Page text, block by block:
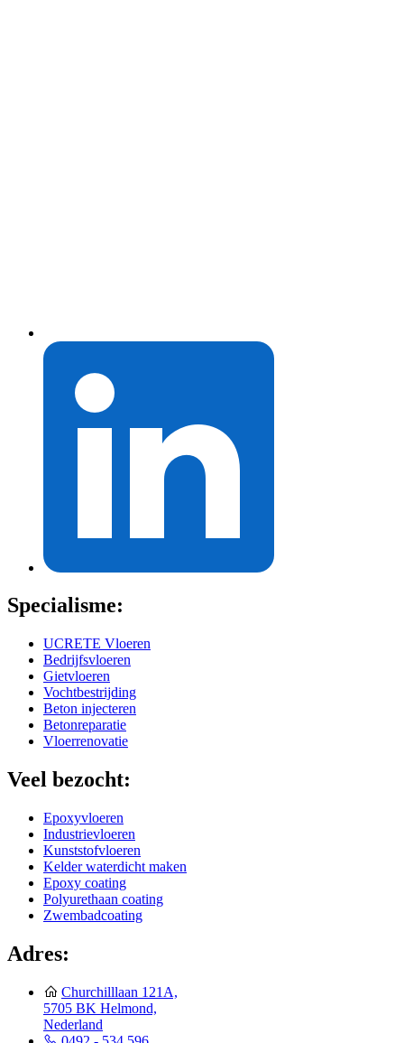
Specialisme:
UCRETE Vloeren
Bedrijfsvloeren
Gietvloeren
Vochtbestrijding
Beton injecteren
Betonreparatie
Vloerrenovatie
Veel bezocht:
Epoxyvloeren
Industrievloeren
Kunststofvloeren
Kelder waterdicht maken
Epoxy coating
Polyurethaan coating
Zwembadcoating
Adres:
Churchilllaan 121A,
5705 BK Helmond,
Nederland